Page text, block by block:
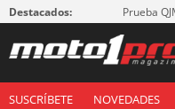
Destacados: Prueba
SUSCRÍBETE NOVEDADES